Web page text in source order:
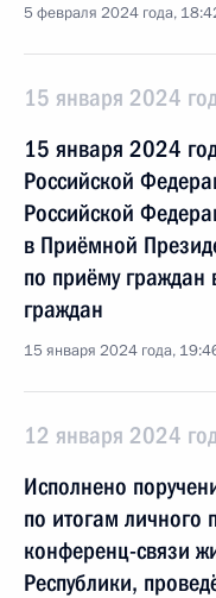
5 февраля 2024 года,
15 января 2024
15 января 2024
Российской
Российской
в Приёмной
по приёму
граждан
15 января 2024 года,
12 января 2024
Исполнено
по итогам
конференц-связи
Республики,